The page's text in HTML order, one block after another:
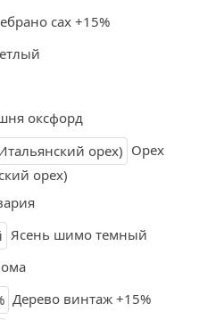
сах +15%
оксфорд
Орех
орех)
Ясень шимо темный
Дерево винтаж +15%